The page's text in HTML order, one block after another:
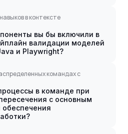
в контексте
вы бы включили в
валидации моделей
и Playwright?
командах с
в команде при
с основным